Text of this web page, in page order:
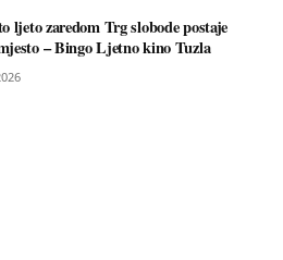
ljeto zaredom Trg slobode postaje
– Bingo Ljetno kino Tuzla